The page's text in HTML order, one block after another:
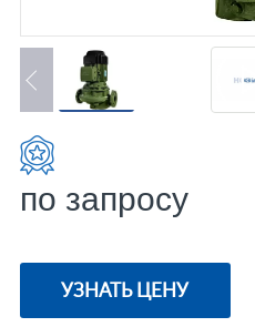
по запросу
УЗНАТЬ ЦЕНУ